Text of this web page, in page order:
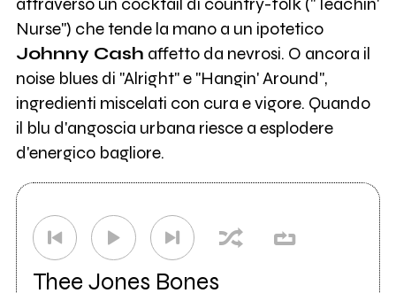
Nurse") che tende la mano a un ipotetico
Johnny Cash affetto da nevrosi. O ancora il
noise blues di "Alright" e "Hangin' Around",
ingredienti miscelati con cura e vigore. Quando
il blu d'angoscia urbana riesce a esplodere
d'energico bagliore.
Thee Jones Bones